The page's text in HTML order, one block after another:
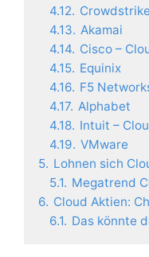
4.12.
4.13. Akamai
4.14. Cisco –
4.15. Equinix
4.16. F5
4.17. Alphabet
4.18. Intuit –
4.19. VMware
5. Lohnen sich
5.1. Megatrend
6. Cloud Aktien:
6.1. Das könnte